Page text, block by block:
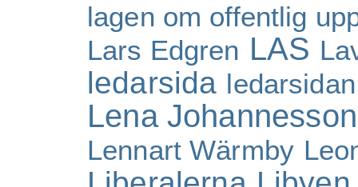
lagen om offentlig
Lars Edgren LAS
ledarsida ledarsidan
Lena Johannesson
Lennart Wärmby